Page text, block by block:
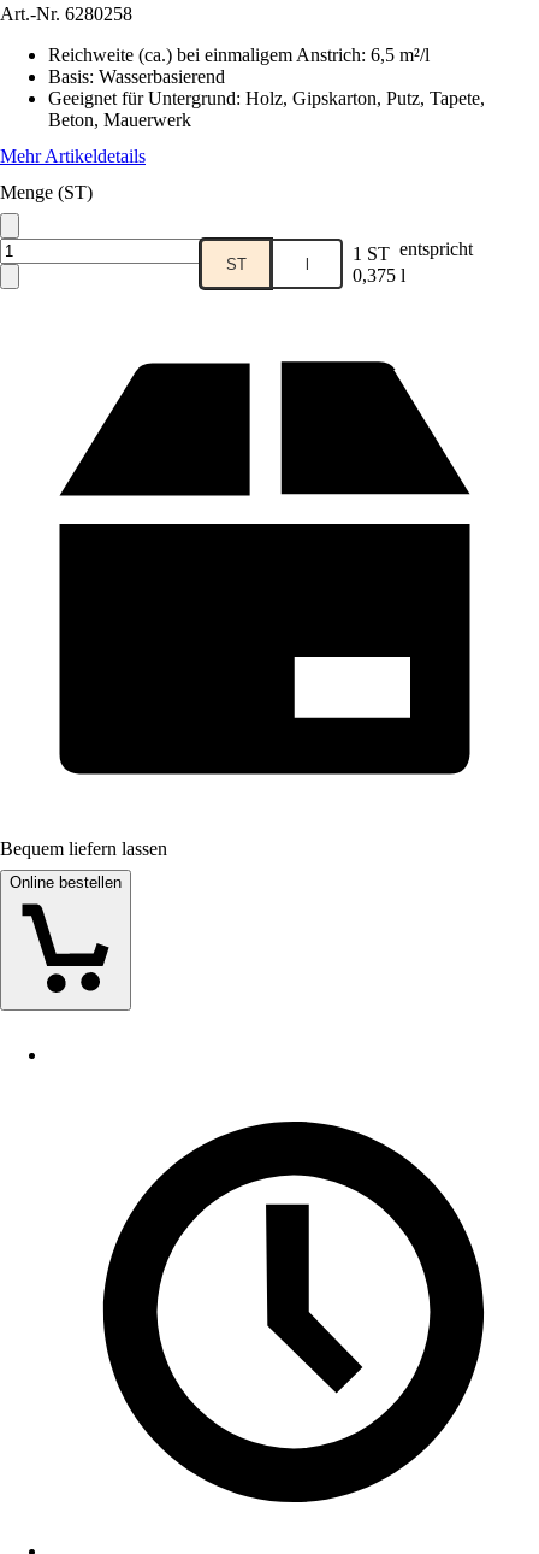
Art.-Nr. 6280258
Reichweite (ca.) bei einmaligem Anstrich: 6,5 m²/l
Basis: Wasserbasierend
Geeignet für Untergrund: Holz, Gipskarton, Putz, Tapete,
Beton, Mauerwerk
Mehr Artikeldetails
Menge (ST)
ST l 1 ST entspricht
0,375 l
Bequem liefern lassen
Online bestellen